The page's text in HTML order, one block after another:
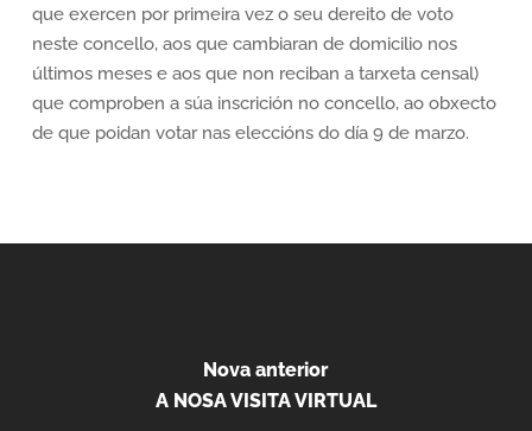
que exercen por primeira vez o seu dereito de voto
neste concello, aos que cambiaran de domicilio nos
últimos meses e aos que non reciban a tarxeta censal)
que comproben a súa inscrición no concello, ao obxecto
de que poidan votar nas eleccións do día 9 de marzo.
Nova anterior
A NOSA VISITA VIRTUAL